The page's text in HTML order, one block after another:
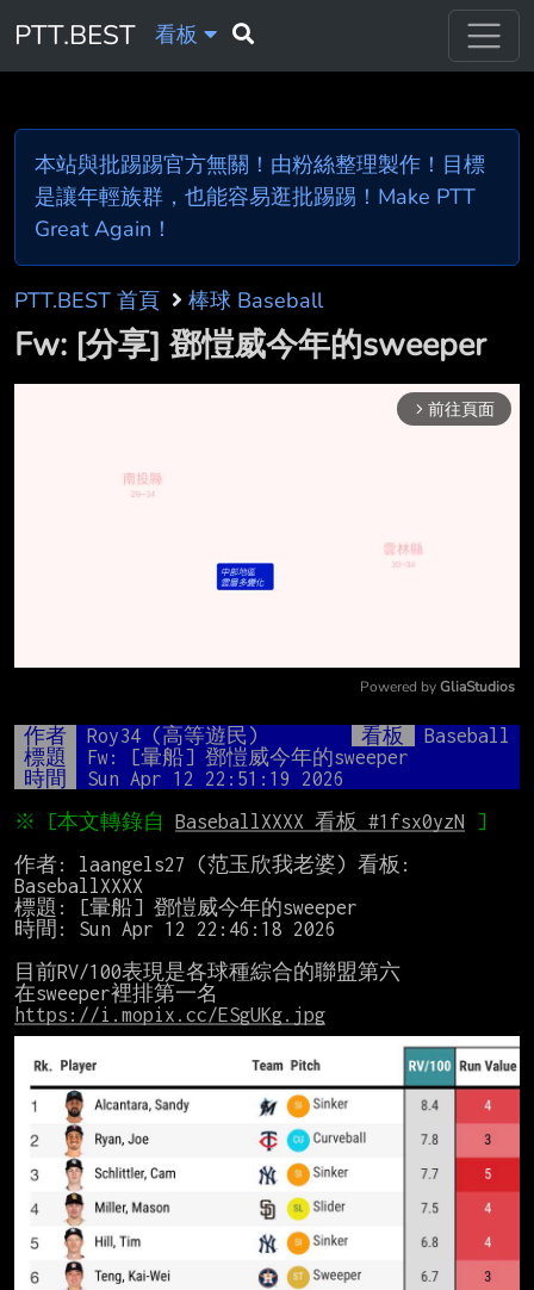
PTT.BEST 看板
本站與批踢踢官方無關！由粉絲整理製作！目標
是讓年輕族群，也能容易逛批踢踢！Make PTT
Great Again！
PTT.BEST 首頁 棒球 Baseball
Fw: [分享] 鄧愷威今年的sweeper
arrow_forward_ios 前往頁面
Mute
Powered by GliaStudios
作者 Roy34 (高等遊民) 看板
Baseball
標題
Fw: [暈船] 鄧愷威今年的sweeper
時間
Sun Apr 12 22:51:19 2026
※ [本文轉錄自 BaseballXXXX 看板 #1fsx0yzN
作者: laangels27 (范玉欣我老婆) 看板:
BaseballXXXX
標題: [暈船] 鄧愷威今年的sweeper
時間: Sun Apr 12 22:46:18 2026
目前RV/100表現是各球種綜合的聯盟第六
https://i.mopix.cc/ESgUKg.jpg